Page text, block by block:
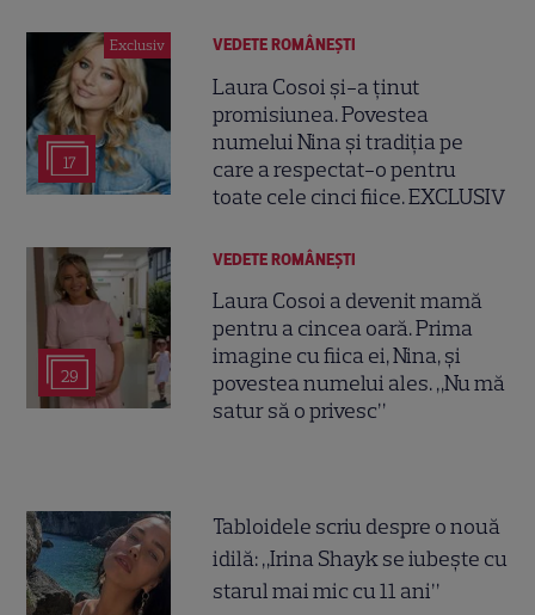
Exclusiv
17
VEDETE ROMÂNEŞTI
Laura Cosoi și-a ținut
promisiunea. Povestea
numelui Nina și tradiția pe
care a respectat-o pentru
toate cele cinci fiice. EXCLUSIV
29
VEDETE ROMÂNEŞTI
Laura Cosoi a devenit mamă
pentru a cincea oară. Prima
imagine cu fiica ei, Nina, și
povestea numelui ales. „Nu mă
satur să o privesc”
Tabloidele scriu despre o nouă
idilă: „Irina Shayk se iubește cu
starul mai mic cu 11 ani”